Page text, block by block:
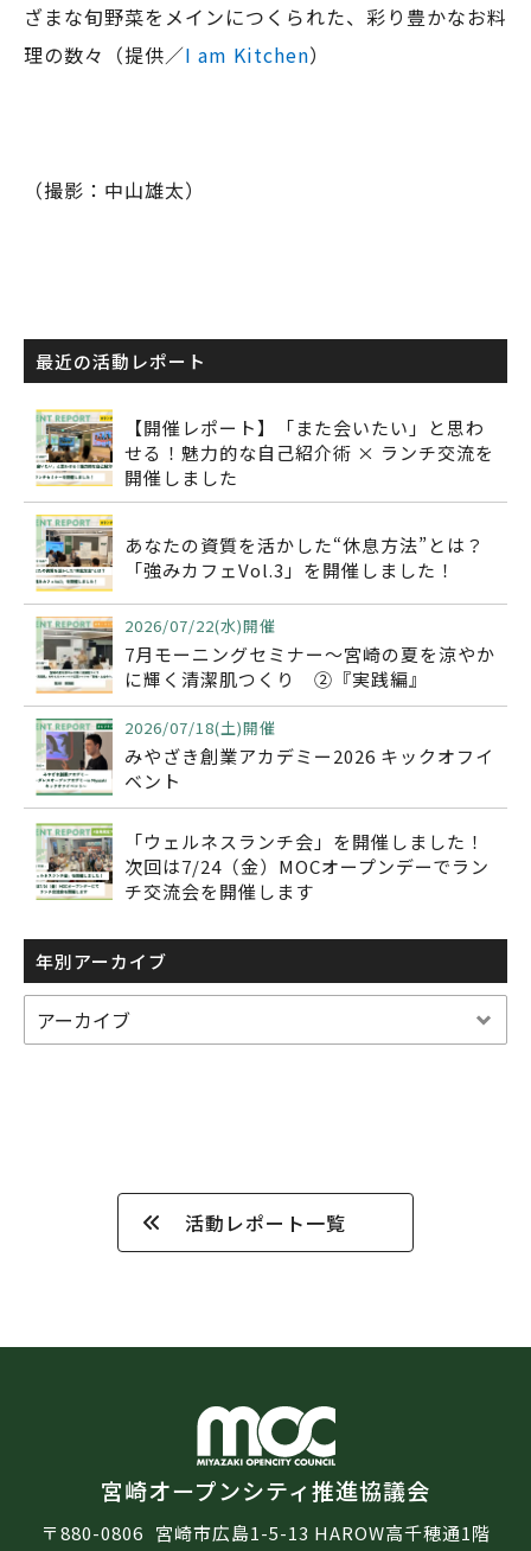
ざまな旬野菜をメインにつくられた、彩り豊かなお料
理の数々（提供／I am Kitchen）
（撮影：中山雄太）
最近の活動レポート
【開催レポート】「また会いたい」と思わ
せる！魅力的な自己紹介術 × ランチ交流を
開催しました
あなたの資質を活かした“休息方法”とは？
「強みカフェVol.3」を開催しました！
2026/07/22(水)開催
7月モーニングセミナー～宮崎の夏を涼やか
に輝く清潔肌つくり ②『実践編』
2026/07/18(土)開催
みやざき創業アカデミー2026 キックオフイ
ベント
「ウェルネスランチ会」を開催しました！
次回は7/24（金）MOCオープンデーでラン
チ交流会を開催します
年別アーカイブ
活動レポート一覧
宮崎オープンシティ推進協議会
〒880-0806 宮崎市広島1-5-13 HAROW高千穂通1階